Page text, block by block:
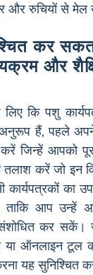
और रुचियों से मेल
कर
और
कि पशु
हैं, पहले
करें जिन्हें आपको
करें जो इन
का
आप उन्हें
कर सकें।
या ऑनलाइन टूल
यह